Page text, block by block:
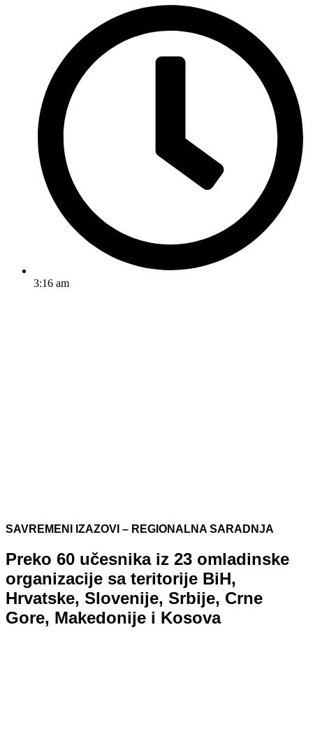
3:16 am
SAVREMENI IZAZOVI – REGIONALNA SARADNJA
Preko 60 učesnika iz 23 omladinske
organizacije sa teritorije BiH,
Hrvatske, Slovenije, Srbije, Crne
Gore, Makedonije i Kosova